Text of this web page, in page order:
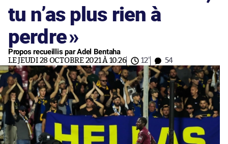
tu n’as plus rien à
perdre»
Propos recueillis par Adel Bentaha
LE JEUDI 28 OCTOBRE 2021 À 10:26 12' 54